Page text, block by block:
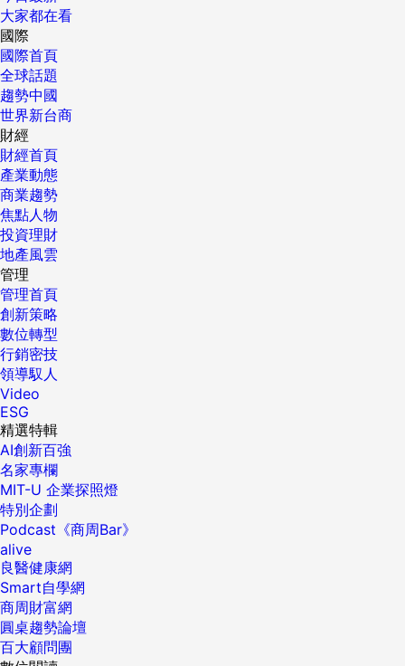
大家都在看
國際
國際首頁
全球話題
趨勢中國
世界新台商
財經
財經首頁
產業動態
商業趨勢
焦點人物
投資理財
地產風雲
管理
管理首頁
創新策略
數位轉型
行銷密技
領導馭人
Video
ESG
精選特輯
AI創新百強
名家專欄
MIT-U 企業探照燈
特別企劃
Podcast《商周Bar》
alive
良醫健康網
Smart自學網
商周財富網
圓桌趨勢論壇
百大顧問團